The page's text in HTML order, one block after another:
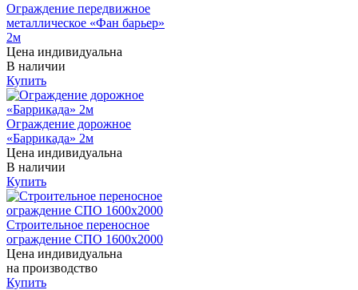
Ограждение передвижное
металлическое «Фан барьер»
2м
Цена индивидуальна
В наличии
Купить
Ограждение дорожное
«Баррикада» 2м
Цена индивидуальна
В наличии
Купить
Строительное переносное
ограждение СПО 1600х2000
Цена индивидуальна
на производство
Купить